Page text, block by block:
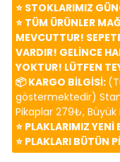
⭐️ STOKLARIMIZ
⭐️ TÜM ÜRÜNLER
MEVCUTTUR!
VARDIR! GELİNCE
YOKTUR! LÜTFEN
📦 KARGO BİLGİSİ:
göstermektedir)
Pikaplar 279₺,
⭐️ PLAKLARIMIZ YENİ
⭐️ PLAKLARI BÜTÜN